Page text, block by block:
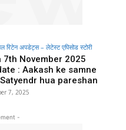
रिटेन अपडेट्स – लेटेस्ट एपिसोड स्टोरी
7th November 2025
: Aakash ke samne
hua pareshan
7, 2025
-